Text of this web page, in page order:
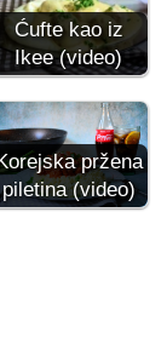
Ćufte kao iz
Ikee (video)
pržena
piletina (video)